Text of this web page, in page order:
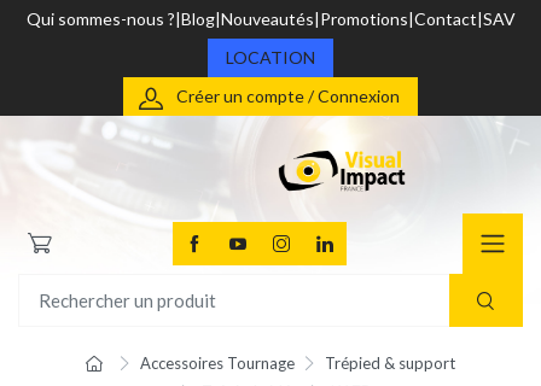
Qui sommes-nous ? Blog Nouveautés Promotions Contact SAV
LOCATION
Créer un compte / Connexion
Accessoires Tournage
Trépied & support